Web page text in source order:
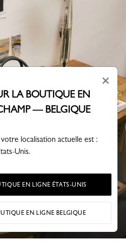
×
LA BOUTIQUE EN
— BELGIQUE
localisation actuelle est :
Unis.
EN LIGNE ÉTATS-UNIS
EN LIGNE BELGIQUE